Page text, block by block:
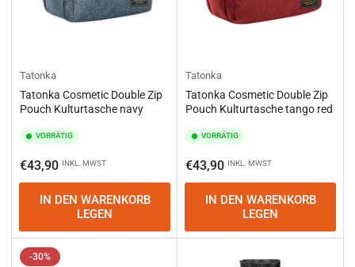
Tatonka
Tatonka Cosmetic Double Zip
Pouch Kulturtasche navy
VORRÄTIG
Normaler
Preis
€43,90 INKL. MWST
IN DEN WARENKORB
LEGEN
Tatonka
Tatonka Cosmetic Double Zip
Pouch Kulturtasche tango red
VORRÄTIG
Normaler
Preis
€43,90 INKL. MWST
IN DEN WARENKORB
LEGEN
-30%